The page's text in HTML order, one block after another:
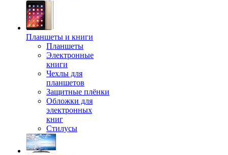
Планшеты и книги
Планшеты
Электронные
книги
Чехлы для
планшетов
Защитные плёнки
Обложки для
электронных
книг
Стилусы